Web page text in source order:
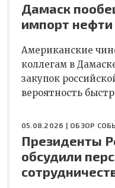
Дамаск
импорт нефти
Американские
коллегам в
закупок
вероятность
05.08.2026 | ОБЗОР
Президенты
обсудили